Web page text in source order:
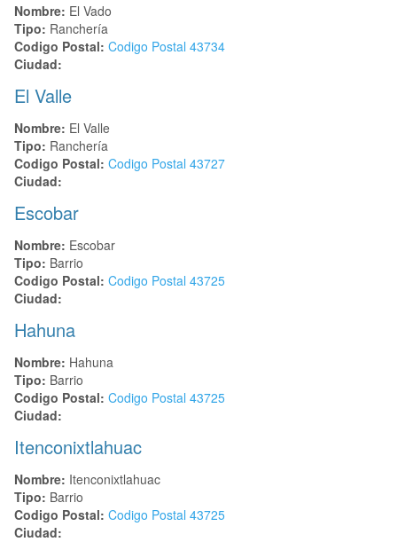
Nombre: El Vado
Tipo: Ranchería
Codigo Postal: Codigo Postal 43734
Ciudad:
El Valle
Nombre: El Valle
Tipo: Ranchería
Codigo Postal: Codigo Postal 43727
Ciudad:
Escobar
Nombre: Escobar
Tipo: Barrio
Codigo Postal: Codigo Postal 43725
Ciudad:
Hahuna
Nombre: Hahuna
Tipo: Barrio
Codigo Postal: Codigo Postal 43725
Ciudad:
Itenconixtlahuac
Nombre: Itenconixtlahuac
Tipo: Barrio
Codigo Postal: Codigo Postal 43725
Ciudad: